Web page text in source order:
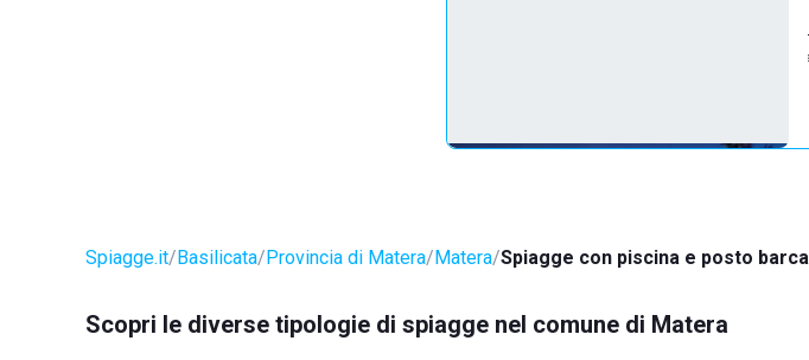
Spiagge.it Basilicata Provincia di Matera Matera Spiagge con piscina e posto barca
Scopri le diverse tipologie di spiagge nel comune di Matera